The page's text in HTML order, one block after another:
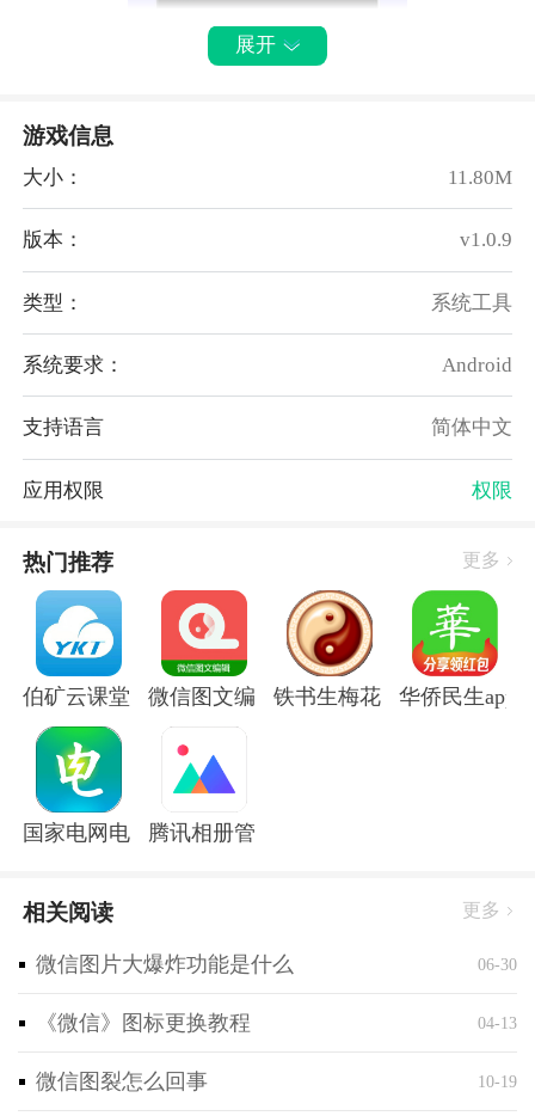
内容精美：1分钟搞定一篇公众号般图文并茂文章，毫
无编辑压力；
操作简易：一次勾选50张照片、任意添加文字即可搞
精美模板：提供旅游、商务、亲子、唯美、简约多种模
板，满足不同使用场景；
分类管理：支持文件夹管理功能，方便文章归类。
软件特色
需。
2、支持语音输入自动生成文字，不用费力打字。
3、可以一次性上传100张图片，制作专属电子相册。
微信文章传播、朋友圈宣传图文制作、微商文案运营
作、日记感悟、专栏写作
更加方便的管理你的公众号。
展开
游戏信息
大小： 11.80M
版本： v1.0.9
类型： 系统工具
系统要求： Android
支持语言 简体中文
应用权限 权限
热门推荐 更多
伯矿云课堂手机版微信图文编辑大师软件
铁书生梅花app华侨民生app
国家电网电e宝官方版腾讯相册管家app
相关阅读 更多
微信图片大爆炸功能是什么 06-30
《微信》图标更换教程 04-13
微信图裂怎么回事 10-19